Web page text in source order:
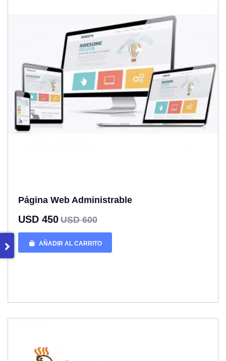
Página Web Administrable
USD 450 USD 600
AÑADIR AL CARRITO